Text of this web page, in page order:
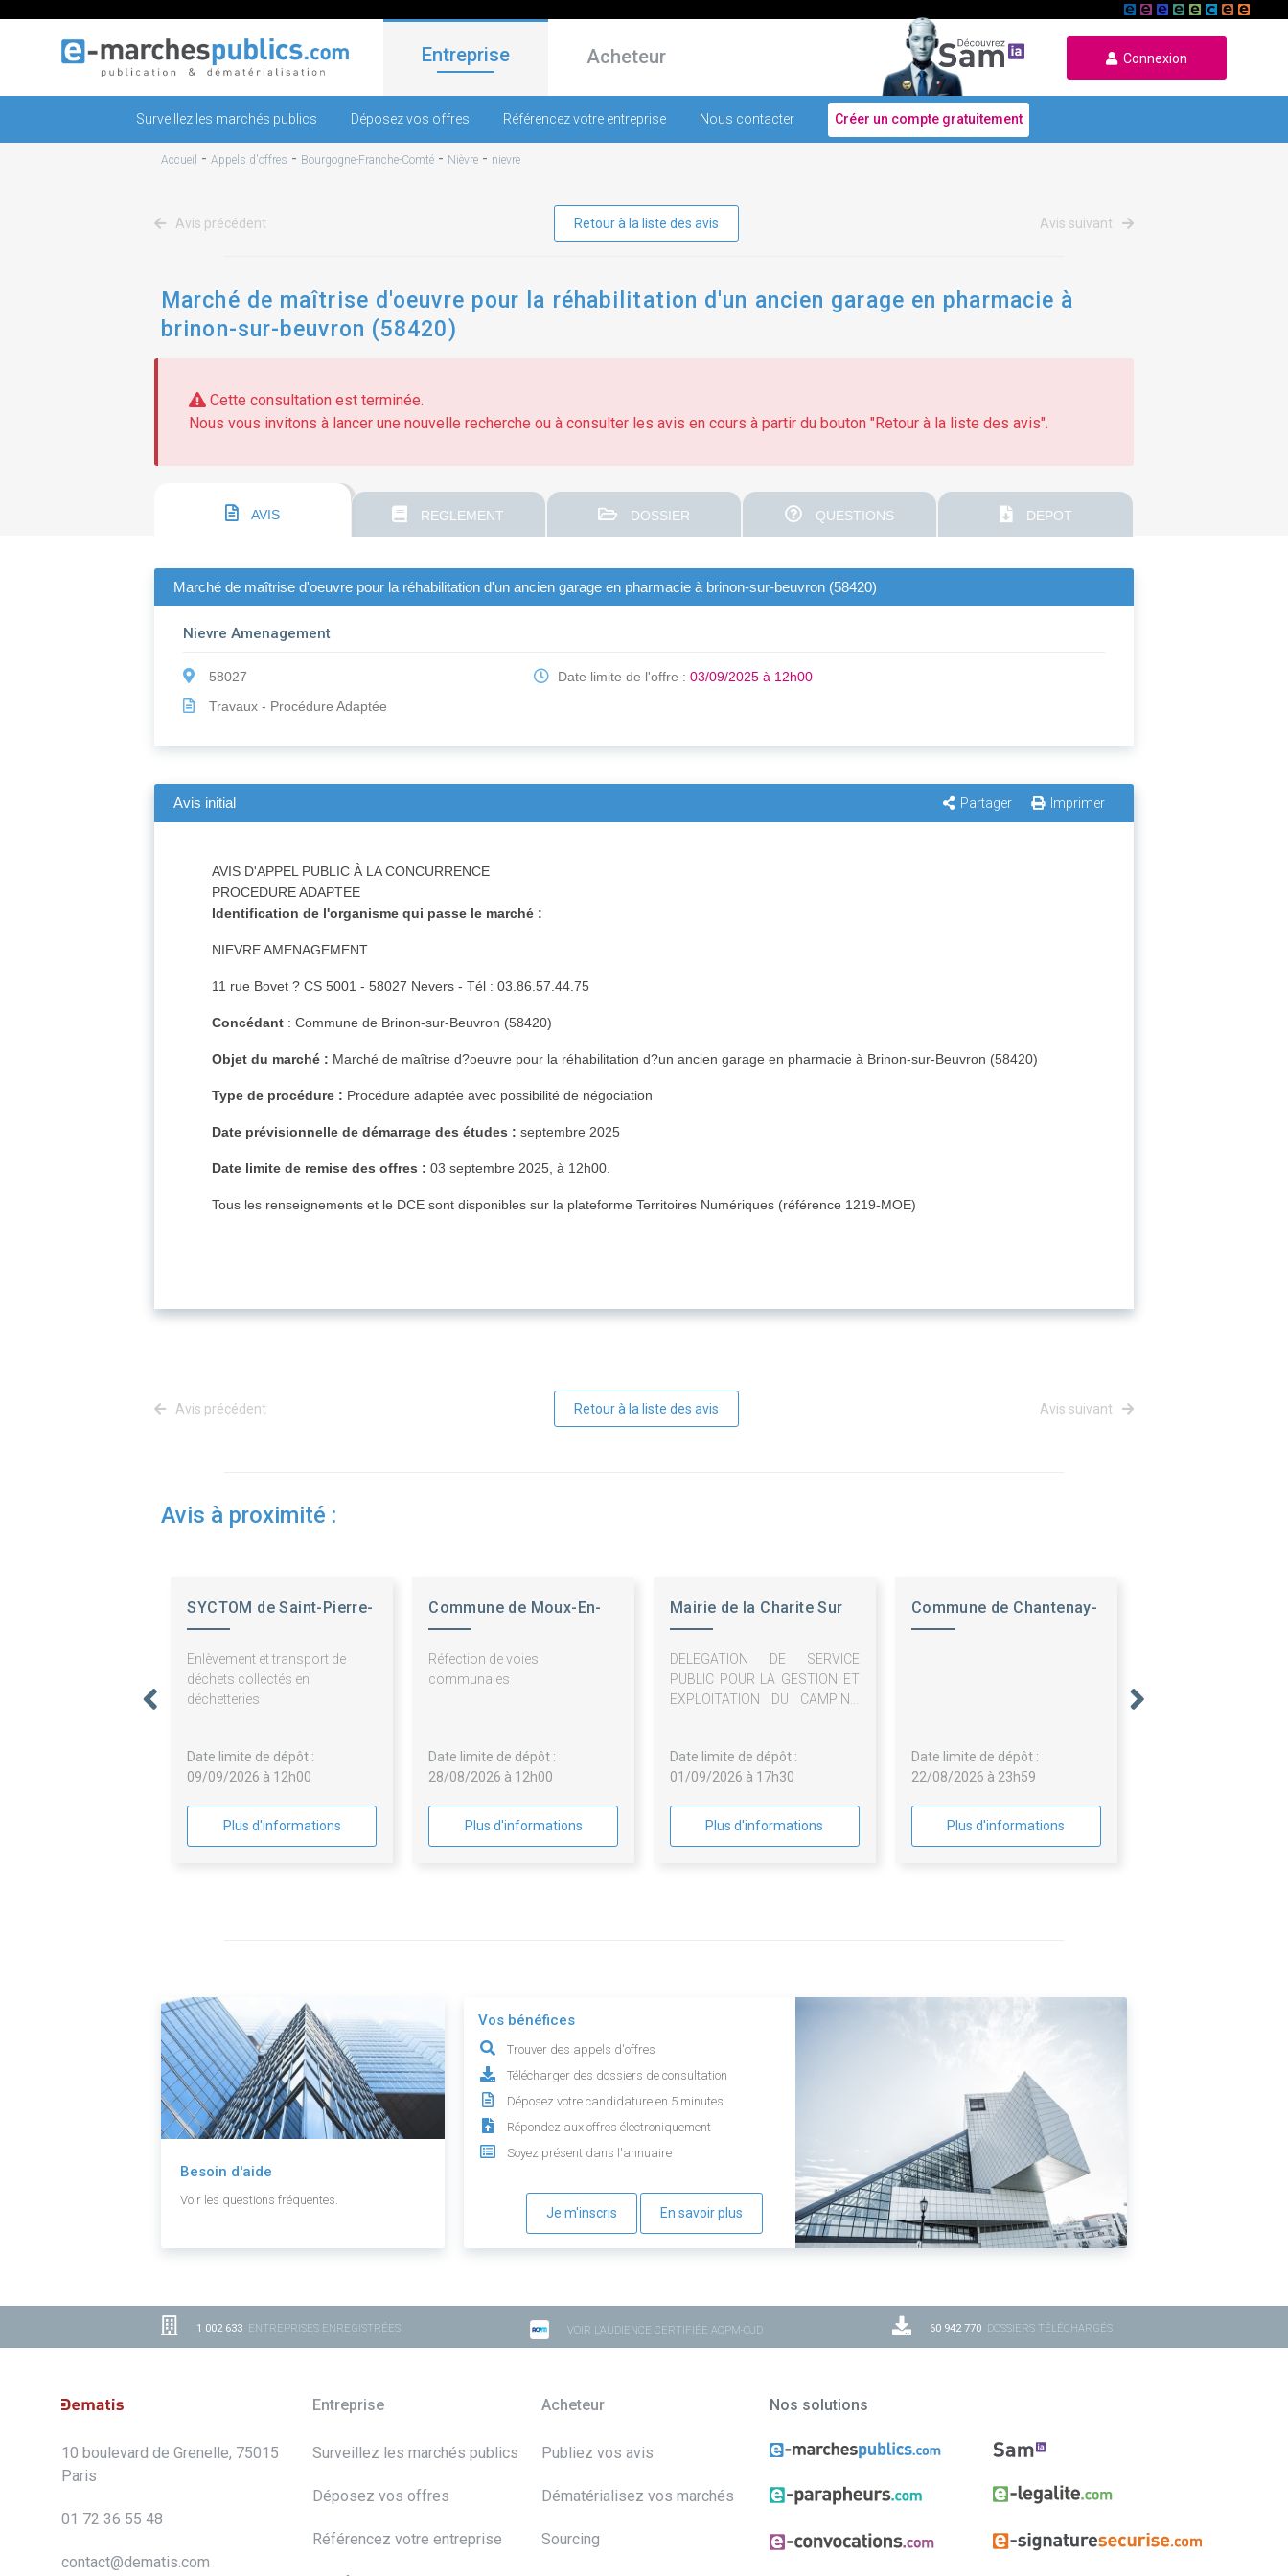
Entreprise Acheteur Connexion
Surveillez les marchés publics Déposez vos offres Référencez votre entreprise Nous contacter Créer un compte gratuitement
Accueil - Appels d'offres - Bourgogne-Franche-Comté - Nièvre - nievre
Avis précédent Retour à la liste des avis Avis suivant
Marché de maîtrise d'oeuvre pour la réhabilitation d'un ancien garage en pharmacie à
brinon-sur-beuvron (58420)
Cette consultation est terminée.
Nous vous invitons à lancer une nouvelle recherche ou à consulter les avis en cours à partir du bouton "Retour à la liste des avis".
AVIS REGLEMENT DOSSIER QUESTIONS DEPOT
Marché de maîtrise d'oeuvre pour la réhabilitation d'un ancien garage en pharmacie à brinon-sur-beuvron (58420)
Nievre Amenagement
58027
Travaux - Procédure Adaptée
Date limite de l'offre : 03/09/2025 à 12h00
Avis initial Partager Imprimer
AVIS D'APPEL PUBLIC À LA CONCURRENCE
PROCEDURE ADAPTEE
Identification de l'organisme qui passe le marché :
NIEVRE AMENAGEMENT
11 rue Bovet ? CS 5001 - 58027 Nevers - Tél : 03.86.57.44.75
Concédant : Commune de Brinon-sur-Beuvron (58420)
Objet du marché : Marché de maîtrise d?oeuvre pour la réhabilitation d?un ancien garage en pharmacie à Brinon-sur-Beuvron (58420)
Type de procédure : Procédure adaptée avec possibilité de négociation
Date prévisionnelle de démarrage des études : septembre 2025
Date limite de remise des offres : 03 septembre 2025, à 12h00.
Tous les renseignements et le DCE sont disponibles sur la plateforme Territoires Numériques (référence 1219-MOE)
Avis précédent Retour à la liste des avis Avis suivant
Avis à proximité :
SYCTOM de Saint-Pierre-
Enlèvement et transport de
déchets collectés en
déchetteries
Date limite de dépôt :
09/09/2026 à 12h00
Plus d'informations
Commune de Moux-En-
Réfection de voies
communales
Date limite de dépôt :
28/08/2026 à 12h00
Plus d'informations
Mairie de la Charite Sur
DELEGATION DE SERVICE
PUBLIC POUR LA GESTION ET
EXPLOITATION DU CAMPING
Date limite de dépôt :
01/09/2026 à 17h30
Plus d'informations
Commune de Chantenay-
Date limite de dépôt :
22/08/2026 à 23h59
Plus d'informations
Besoin d'aide
Voir les questions fréquentes.
Vos bénéfices
Trouver des appels d'offres
Télécharger des dossiers de consultation
Déposez votre candidature en 5 minutes
Répondez aux offres électroniquement
Soyez présent dans l'annuaire
Je m'inscris En savoir plus
1 002 633 ENTREPRISES ENREGISTRÉES VOIR L'AUDIENCE CERTIFIÉE ACPM-OJD 60 942 770 DOSSIERS TÉLÉCHARGÉS
10 boulevard de Grenelle, 75015
Paris
01 72 36 55 48
contact@dematis.com
Entreprise
Surveillez les marchés publics
Déposez vos offres
Référencez votre entreprise
Acheteur
Publiez vos avis
Dématérialisez vos marchés
Sourcing
Nos solutions